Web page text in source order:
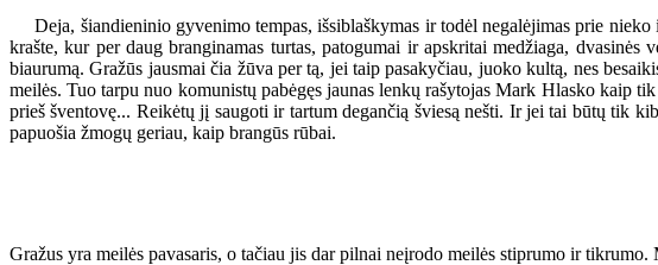
Deja, šiandieninio gyvenimo tempas, išsiblaškymas ir todėl negalėjimas prie nieko
krašte, kur per daug branginamas turtas, patogumai ir apskritai medžiaga,
biaurumą. Gražūs jausmai čia žūva per tą, jei taip pasakyčiau, juoko kultą, nes
meilės. Tuo tarpu nuo komunistų pabėgęs jaunas lenkų rašytojas Mark Hlasko kaip
prieš šventovę... Reikėtų jį saugoti ir tartum degančią šviesą nešti. Ir jei tai būtų tik
papuošia žmogų geriau, kaip brangūs rūbai.
Gražus yra meilės pavasaris, o tačiau jis dar pilnai neįrodo meilės stiprumo ir